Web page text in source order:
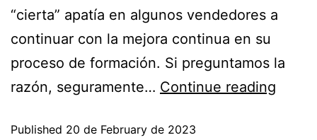
“cierta” apatía en algunos vendedores a
continuar con la mejora continua en su
proceso de formación. Si preguntamos la
razón, seguramente… Continue reading
Published 20 de February de 2023